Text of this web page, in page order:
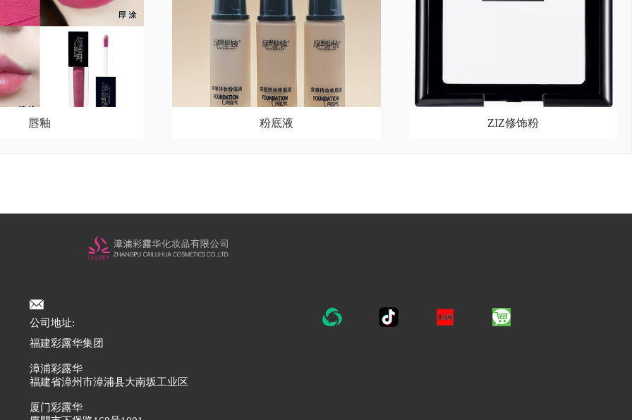
唇釉 粉底液 ZIZ修饰粉
公司地址:
福建彩露华集团
漳浦彩露华
福建省漳州市漳浦县大南坂工业区
厦门彩露华